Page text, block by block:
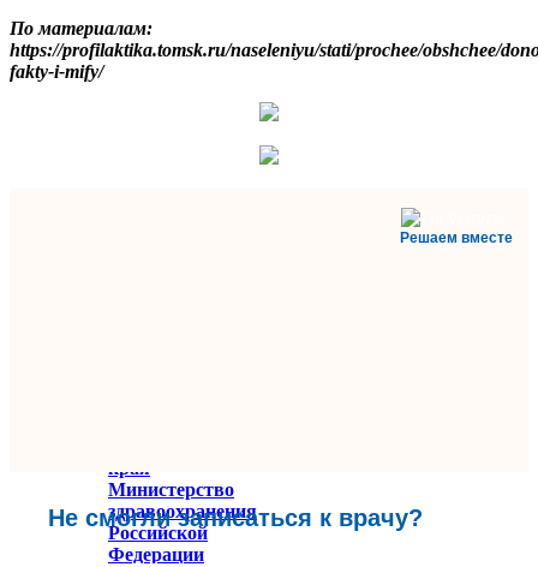
По материалам:
https://profilaktika.tomsk.ru/naseleniyu/stati/prochee/obshchee/
fakty-i-mify/
Решаем вместе
Не смогли записаться к врачу?
края
Министерство
здравоохранения
Российской
Федерации